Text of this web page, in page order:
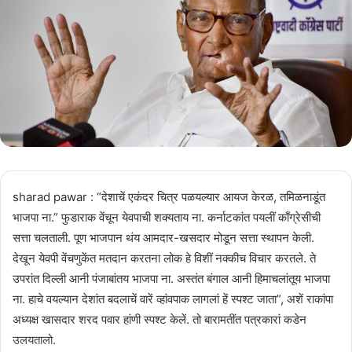
sharad pawar : “देशाचें एकंदर चित्र पळयल्यार आयज केरळ, तमिळनाडूंत
भाजपा ना.” फुडाराक वेंचून येवपाची शक्यताय ना. कर्नाटकांत पयलीं काँग्रेसीची
सत्ता चलताली. पूण भाजपान थंय आमदार-खसदार मोडून सत्ता स्थापन केली.
देखून येवपी वेंचणुकेंत मतदान करतना लोक हे विशीं नक्कीच विचार करतले. ते
उपरांत दिल्ली आनी पंजाबांतय भाजपा ना. अस्तंत बंगाल आनी हिमाचलांतूय भाजपा
ना. हाचे वयल्यान देशांत बदलाचें वारें व्हांवपाक लागलां हें स्पश्ट जाता”, अशें राकांपा
अध्यक्ष खासदार शरद पवार हांणी स्पश्ट केलें. तो बारामतींत पत्रकारां कडेन
उलयतालो.